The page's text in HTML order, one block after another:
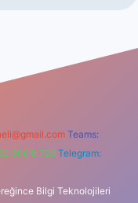
Teams:
606 0 726 Telegram:
Bilgi Teknolojileri